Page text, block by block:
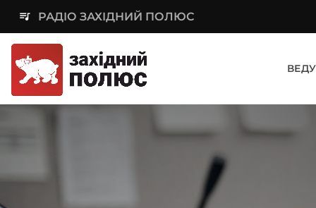
queue_music РАДІО ЗАХІДНИЙ ПОЛЮС